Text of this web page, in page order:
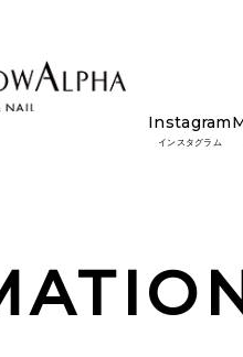
Instagram
インスタグラム